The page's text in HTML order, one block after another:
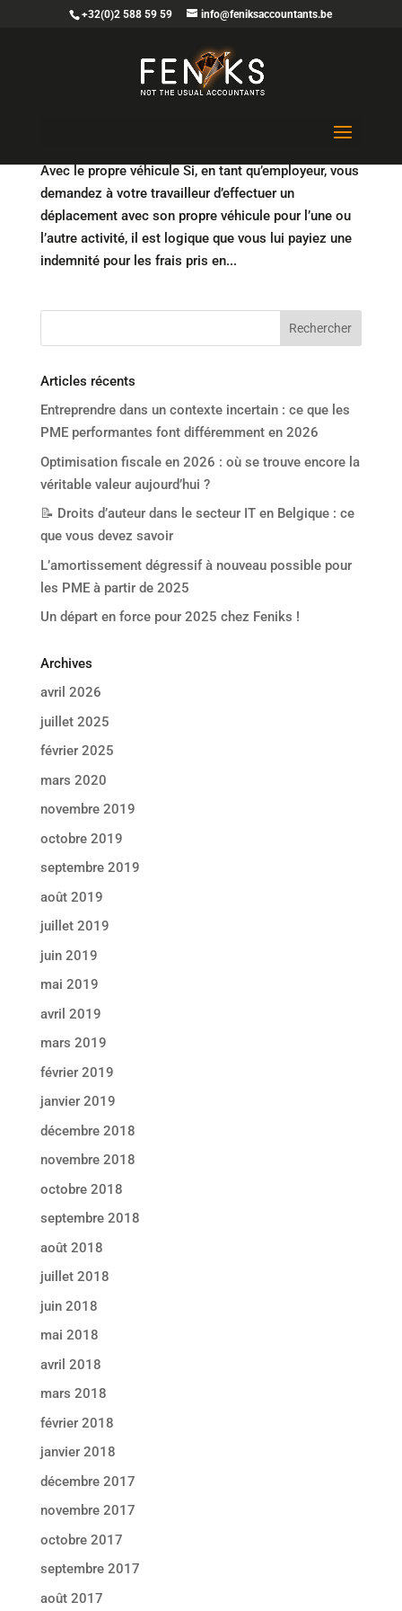
+32(0)2 588 59 59 info@feniksaccountants.be
L’indemnité kilométrique forfaitaire du 1er juillet
Avec le propre véhicule Si, en tant qu’employeur, vous
demandez à votre travailleur d’effectuer un
déplacement avec son propre véhicule pour l’une ou
l’autre activité, il est logique que vous lui payiez une
indemnité pour les frais pris en...
Articles récents
Entreprendre dans un contexte incertain : ce que les
PME performantes font différemment en 2026
Optimisation fiscale en 2026 : où se trouve encore la
véritable valeur aujourd’hui ?
📝 Droits d’auteur dans le secteur IT en Belgique : ce
que vous devez savoir
L’amortissement dégressif à nouveau possible pour
les PME à partir de 2025
Un départ en force pour 2025 chez Feniks !
Archives
avril 2026
juillet 2025
février 2025
mars 2020
novembre 2019
octobre 2019
septembre 2019
août 2019
juillet 2019
juin 2019
mai 2019
avril 2019
mars 2019
février 2019
janvier 2019
décembre 2018
novembre 2018
octobre 2018
septembre 2018
août 2018
juillet 2018
juin 2018
mai 2018
avril 2018
mars 2018
février 2018
janvier 2018
décembre 2017
novembre 2017
octobre 2017
septembre 2017
août 2017